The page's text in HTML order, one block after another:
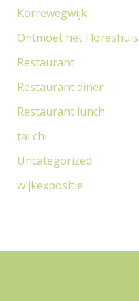
Korrewegwijk
Ontmoet het Floreshuis
Restaurant
Restaurant diner
Restaurant lunch
tai chi
Uncategorized
wijkexpositie